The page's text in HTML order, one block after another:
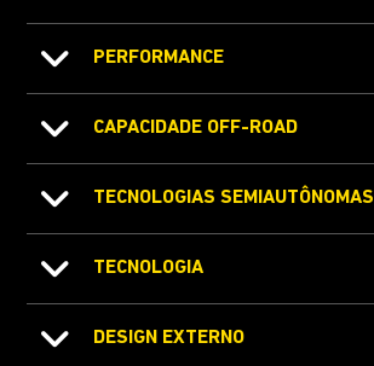
PERFORMANCE
CAPACIDADE OFF-ROAD
TECNOLOGIAS SEMIAUTÔNOMAS
TECNOLOGIA
DESIGN EXTERNO